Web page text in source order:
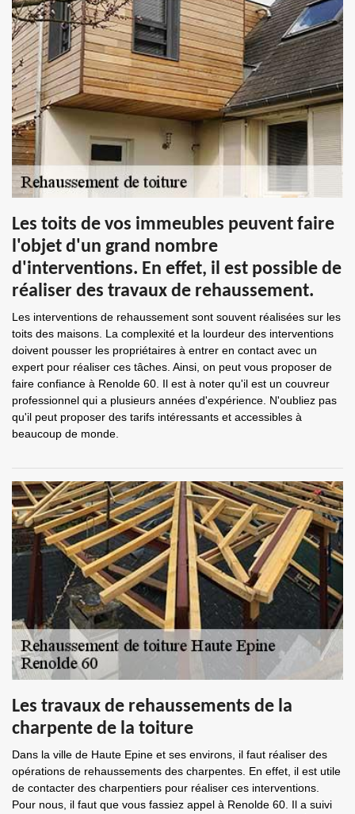
Les toits de vos immeubles peuvent faire
l'objet d'un grand nombre
d'interventions. En effet, il est possible de
réaliser des travaux de rehaussement.
Les interventions de rehaussement sont souvent réalisées sur les
toits des maisons. La complexité et la lourdeur des interventions
doivent pousser les propriétaires à entrer en contact avec un
expert pour réaliser ces tâches. Ainsi, on peut vous proposer de
faire confiance à Renolde 60. Il est à noter qu'il est un couvreur
professionnel qui a plusieurs années d'expérience. N'oubliez pas
qu'il peut proposer des tarifs intéressants et accessibles à
beaucoup de monde.
Les travaux de rehaussements de la
charpente de la toiture
Dans la ville de Haute Epine et ses environs, il faut réaliser des
opérations de rehaussements des charpentes. En effet, il est utile
de contacter des charpentiers pour réaliser ces interventions.
Pour nous, il faut que vous fassiez appel à Renolde 60. Il a suivi